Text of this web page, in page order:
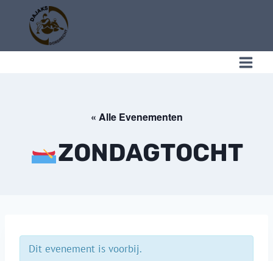
Doorgaan
« Alle Evenementen
ZONDAGTOCHT
Dit evenement is voorbij.